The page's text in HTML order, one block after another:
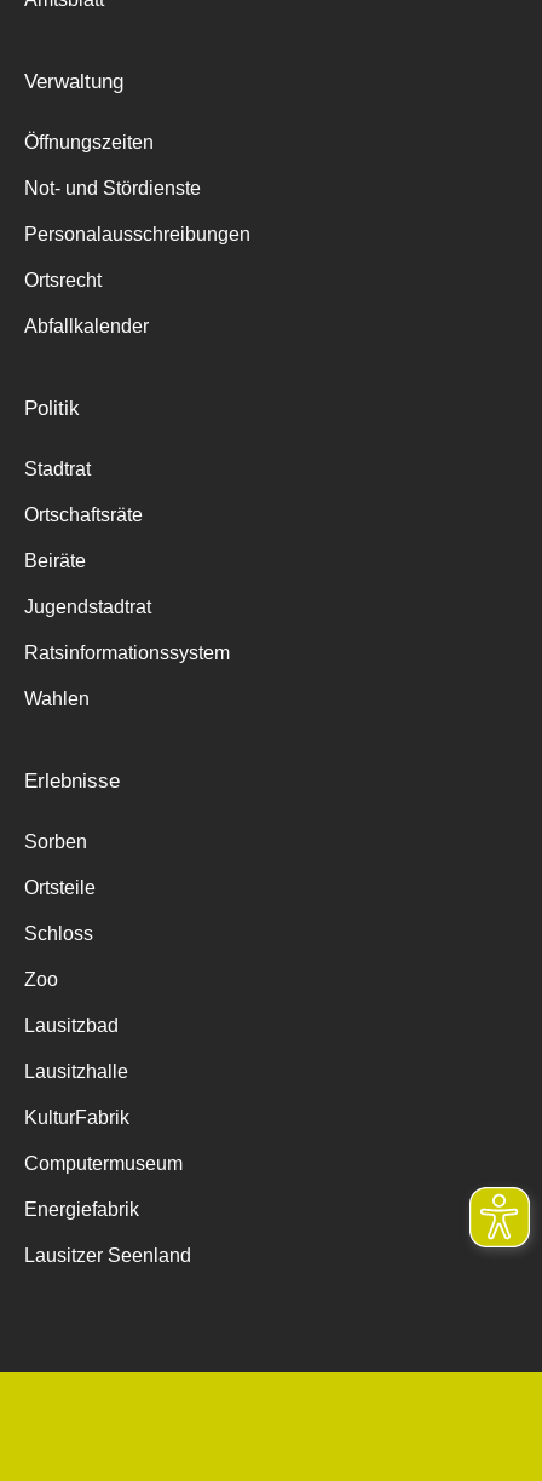
Verwaltung
Öffnungszeiten
Not- und Stördienste
Personalausschreibungen
Ortsrecht
Abfallkalender
Politik
Stadtrat
Ortschaftsräte
Beiräte
Jugendstadtrat
Ratsinformationssystem
Wahlen
Erlebnisse
Sorben
Ortsteile
Schloss
Zoo
Lausitzbad
Lausitzhalle
KulturFabrik
Computermuseum
Energiefabrik
Lausitzer Seenland